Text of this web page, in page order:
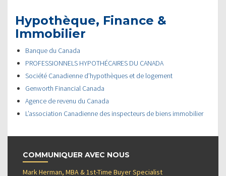
Hypothèque, Finance &
Immobilier
Banque du Canada
PROFESSIONNELS HYPOTHÉCAIRES DU CANADA
Société Canadienne d’hypothèques et de logement
Genworth Financial Canada
Agence de revenu du Canada
L’association Canadienne des inspecteurs de biens immobilier
COMMUNIQUER AVEC NOUS
Mark Herman, MBA & 1st-Time Buyer Specialist